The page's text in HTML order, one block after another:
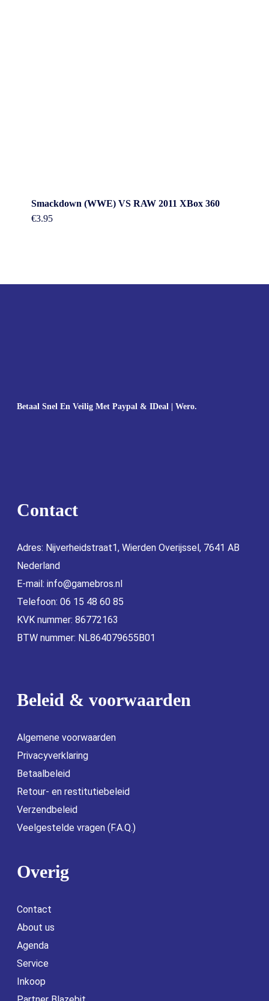
Smackdown (WWE) VS RAW 2011 XBox 360
€3.95
Betaal Snel En Veilig Met Paypal & IDeal | Wero.
Contact
Adres: Nijverheidstraat1, Wierden Overijssel, 7641 AB
Nederland
E-mail: info@gamebros.nl
Telefoon: 06 15 48 60 85
KVK nummer: 86772163
BTW nummer: NL864079655B01
Beleid & voorwaarden
Algemene voorwaarden
Privacyverklaring
Betaalbeleid
Retour- en restitutiebeleid
Verzendbeleid
Veelgestelde vragen (F.A.Q.)
Overig
Contact
About us
Agenda
Service
Inkoop